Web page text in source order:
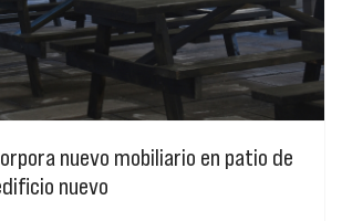
nuevo mobiliario en patio de
nuevo